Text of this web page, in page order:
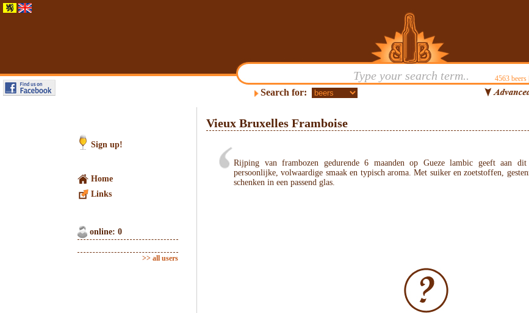
4563beers |
Search for:
Sign up!
Home
Links
online: 0
>> all users
Vieux Bruxelles Framboise
Rijping van frambozen gedurende 6 maanden op Gueze lambic geeft aan
persoonlijke, volwaardige smaak en typisch aroma. Met suiker en zoetstoffen,
schenken in een passend glas.